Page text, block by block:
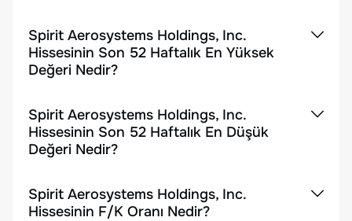
Spirit Aerosystems Holdings, Inc.
Hissesinin Son 52 Haftalık En Yüksek
Değeri Nedir?
Spirit Aerosystems Holdings, Inc.
Hissesinin Son 52 Haftalık En Düşük
Değeri Nedir?
Spirit Aerosystems Holdings, Inc.
Hissesinin F/K Oranı Nedir?